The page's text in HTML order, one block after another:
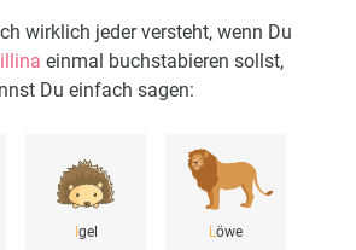
wirklich jeder versteht, wenn Du
einmal buchstabieren sollst,
Du einfach sagen:
Igel L öwe